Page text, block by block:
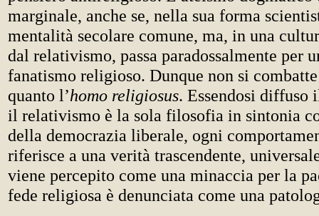
marginale, anche se, nella sua forma
mentalità secolare comune, ma, in una
dal relativismo, passa paradossalmente per
fanatismo religioso. Dunque non si
quanto l’homo religiosus. Essendosi diffuso
il relativismo è la sola filosofia in sintonia
della democrazia liberale, ogni
riferisce a una verità trascendente,
viene percepito come una minaccia per la
fede religiosa è denunciata come una